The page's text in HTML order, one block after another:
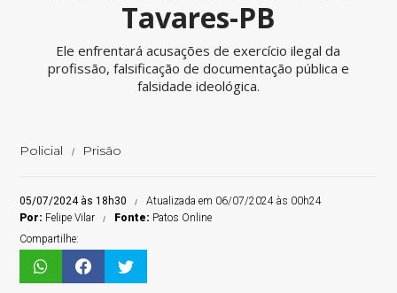
Tavares-PB
Ele enfrentará acusações de exercício ilegal da
profissão, falsificação de documentação pública e
falsidade ideológica.
Policial Prisão
05/07/2024 às 18h30
Atualizada em 06/07/2024 às 00h24
Por: Felipe Vilar Fonte: Patos Online
Compartilhe: